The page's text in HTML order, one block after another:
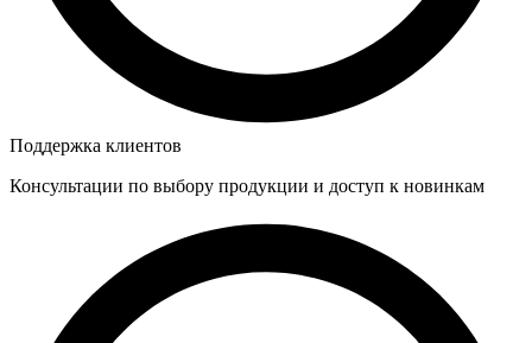
Поддержка клиентов
Консультации по выбору продукции и доступ к новинкам